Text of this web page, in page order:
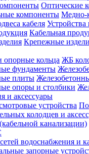
Оптические
Медно-
Устройства
Кабельная
Крепежные
ЖБ
и аксессуары
канализации)
водоснабжения и
запорные